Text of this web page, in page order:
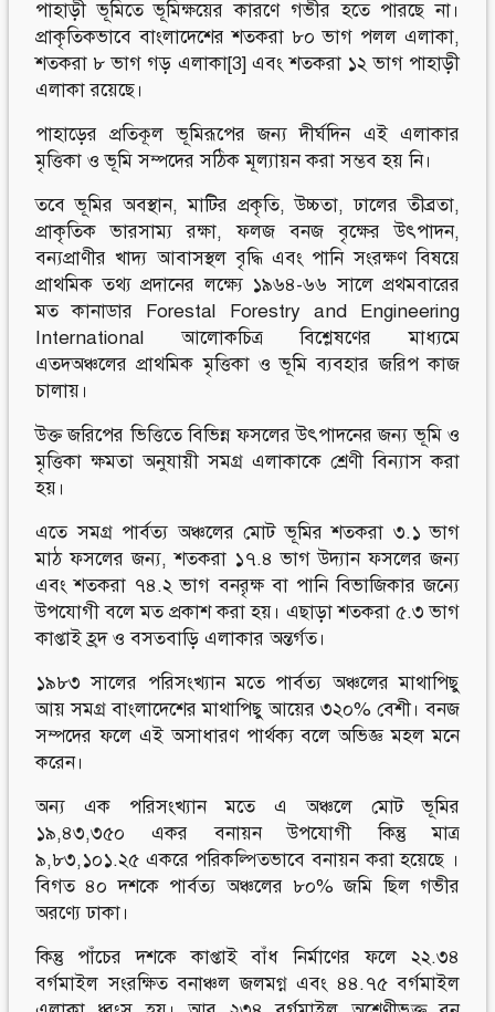
পাহাড়ী ভূমিতে ভূমিক্ষয়ের কারণে গভীর হতে পারছে না।
প্রাকৃতিকভাবে বাংলাদেশের শতকরা ৮০ ভাগ পলল এলাকা,
শতকরা ৮ ভাগ গড় এলাকা[3] এবং শতকরা ১২ ভাগ পাহাড়ী
এলাকা রয়েছে।
পাহাড়ের প্রতিকূল ভূমিরূপের জন্য দীর্ঘদিন এই এলাকার
মৃত্তিকা ও ভূমি সম্পদের সঠিক মূল্যায়ন করা সম্ভব হয় নি।
তবে ভূমির অবস্থান, মাটির প্রকৃতি, উচ্চতা, ঢালের তীব্রতা,
প্রাকৃতিক ভারসাম্য রক্ষা, ফলজ বনজ বৃক্ষের উৎপাদন,
বন্যপ্রাণীর খাদ্য আবাসস্থল বৃদ্ধি এবং পানি সংরক্ষণ বিষয়ে
প্রাথমিক তথ্য প্রদানের লক্ষ্যে ১৯৬৪-৬৬ সালে প্রথমবারের
মত কানাডার Forestal Forestry and Engineering
International আলোকচিত্র বিশ্লেষণের মাধ্যমে
এতদঅঞ্চলের প্রাথমিক মৃত্তিকা ও ভূমি ব্যবহার জরিপ কাজ
চালায়।
উক্ত জরিপের ভিত্তিতে বিভিন্ন ফসলের উৎপাদনের জন্য ভূমি ও
মৃত্তিকা ক্ষমতা অনুযায়ী সমগ্র এলাকাকে শ্রেণী বিন্যাস করা
হয়।
এতে সমগ্র পার্বত্য অঞ্চলের মোট ভূমির শতকরা ৩.১ ভাগ
মাঠ ফসলের জন্য, শতকরা ১৭.৪ ভাগ উদ্যান ফসলের জন্য
এবং শতকরা ৭৪.২ ভাগ বনরৃক্ষ বা পানি বিভাজিকার জন্যে
উপযোগী বলে মত প্রকাশ করা হয়। এছাড়া শতকরা ৫.৩ ভাগ
কাপ্তাই হ্রদ ও বসতবাড়ি এলাকার অন্তর্গত।
১৯৮৩ সালের পরিসংখ্যান মতে পার্বত্য অঞ্চলের মাথাপিছু
আয় সমগ্র বাংলাদেশের মাথাপিছু আয়ের ৩২০% বেশী। বনজ
সম্পদের ফলে এই অসাধারণ পার্থক্য বলে অভিজ্ঞ মহল মনে
করেন।
অন্য এক পরিসংখ্যান মতে এ অঞ্চলে মোট ভূমির
১৯,৪৩,৩৫০ একর বনায়ন উপযোগী কিন্তু মাত্র
৯,৮৩,১০১.২৫ একরে পরিকল্পিতভাবে বনায়ন করা হয়েছে ।
বিগত ৪০ দশকে পার্বত্য অঞ্চলের ৮০% জমি ছিল গভীর
অরণ্যে ঢাকা।
কিন্তু পাঁচের দশকে কাপ্তাই বাঁধ নির্মাণের ফলে ২২.৩৪
বর্গমাইল সংরক্ষিত বনাঞ্চল জলমগ্ন এবং ৪৪.৭৫ বর্গমাইল